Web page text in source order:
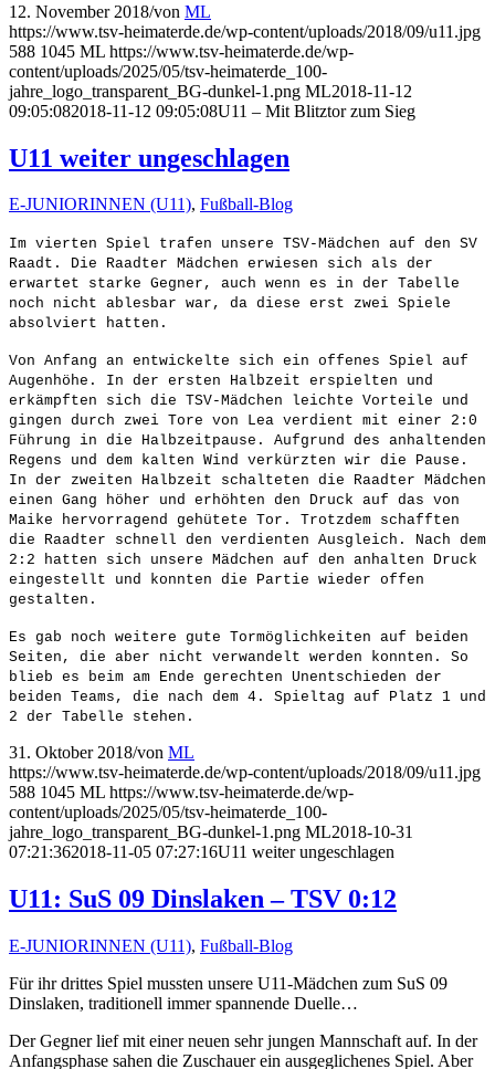
12. November 2018/von ML
https://www.tsv-heimaterde.de/wp-content/uploads/2018/09/u11.jpg
588 1045 ML https://www.tsv-heimaterde.de/wp-
content/uploads/2025/05/tsv-heimaterde_100-
jahre_logo_transparent_BG-dunkel-1.png ML2018-11-12
09:05:082018-11-12 09:05:08U11 – Mit Blitztor zum Sieg
U11 weiter ungeschlagen
E-JUNIORINNEN (U11), Fußball-Blog
Im vierten Spiel trafen unsere TSV-Mädchen auf den SV
Raadt. Die Raadter Mädchen erwiesen sich als der
erwartet starke Gegner, auch wenn es in der Tabelle
noch nicht ablesbar war, da diese erst zwei Spiele
absolviert hatten.
Von Anfang an entwickelte sich ein offenes Spiel auf
Augenhöhe. In der ersten Halbzeit erspielten und
erkämpften sich die TSV-Mädchen leichte Vorteile und
gingen durch zwei Tore von Lea verdient mit einer 2:0
Führung in die Halbzeitpause. Aufgrund des anhaltenden
Regens und dem kalten Wind verkürzten wir die Pause.
In der zweiten Halbzeit schalteten die Raadter Mädchen
einen Gang höher und erhöhten den Druck auf das von
Maike hervorragend gehütete Tor. Trotzdem schafften
die Raadter schnell den verdienten Ausgleich. Nach dem
2:2 hatten sich unsere Mädchen auf den anhalten Druck
eingestellt und konnten die Partie wieder offen
gestalten.
Es gab noch weitere gute Tormöglichkeiten auf beiden
Seiten, die aber nicht verwandelt werden konnten. So
blieb es beim am Ende gerechten Unentschieden der
beiden Teams, die nach dem 4. Spieltag auf Platz 1 und
2 der Tabelle stehen.
31. Oktober 2018/von ML
https://www.tsv-heimaterde.de/wp-content/uploads/2018/09/u11.jpg
588 1045 ML https://www.tsv-heimaterde.de/wp-
content/uploads/2025/05/tsv-heimaterde_100-
jahre_logo_transparent_BG-dunkel-1.png ML2018-10-31
07:21:362018-11-05 07:27:16U11 weiter ungeschlagen
U11: SuS 09 Dinslaken – TSV 0:12
E-JUNIORINNEN (U11), Fußball-Blog
Für ihr drittes Spiel mussten unsere U11-Mädchen zum SuS 09
Dinslaken, traditionell immer spannende Duelle…
Der Gegner lief mit einer neuen sehr jungen Mannschaft auf. In der
Anfangsphase sahen die Zuschauer ein ausgeglichenes Spiel. Aber